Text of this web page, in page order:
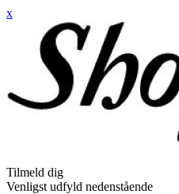
x
Tilmeld dig
Venligst udfyld nedenstående